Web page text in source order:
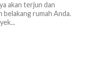
akan terjun dan
belakang rumah Anda.